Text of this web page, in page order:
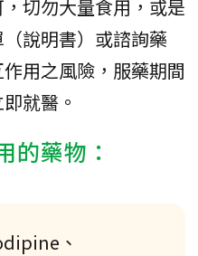
切勿大量食用，或是
說明書）或諮詢藥
用之風險，服藥期間
就醫。
的藥物：
、